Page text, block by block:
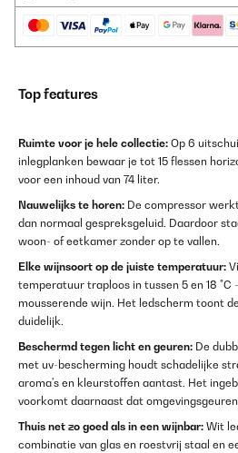
Top features
Ruimte voor je hele collectie: Op 6
inlegplanken bewaar je tot 15 flessen
voor een inhoud van 74 liter.
Nauwelijks te horen: De compressor
dan normaal gespreksgeluid. Daardoor
woon- of eetkamer zonder op te vallen.
Elke wijnsoort op de juiste temperatuur:
temperatuur traploos in tussen 5 en 18
mousserende wijn. Het ledscherm toont
duidelijk.
Beschermd tegen licht en geuren: De
met uv-bescherming houdt schadelijke
aroma's en kleurstoffen aantast. Het
voorkomt daarnaast dat
Thuis net zo goed als in een wijnbar: Wit
combinatie van glas en roestvrij staal en